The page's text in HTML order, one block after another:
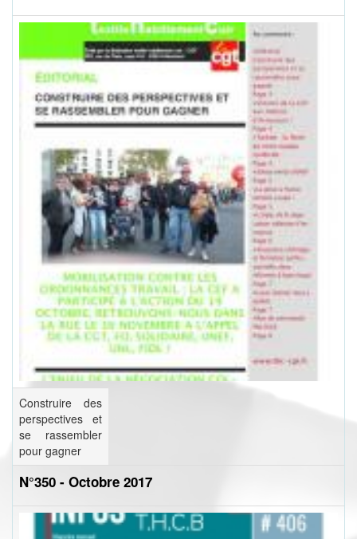
Construire des
perspectives et
se rassembler
pour gagner
N°350 - Octobre 2017